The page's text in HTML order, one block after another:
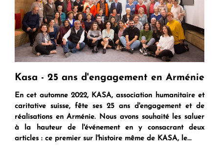
Kasa - 25 ans d'engagement en Arménie
En cet automne 2022, KASA, association humanitaire et
caritative suisse, fête ses 25 ans d'engagement et de
réalisations en Arménie. Nous avons souhaité les saluer
à la hauteur de l'événement en y consacrant deux
articles : ce premier sur l'histoire même de KASA, le...